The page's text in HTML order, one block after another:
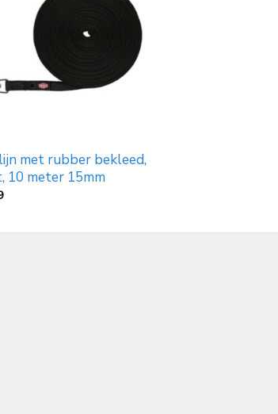
met rubber bekleed,
10 meter 15mm